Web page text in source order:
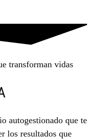
transforman vidas
autogestionado que te
los resultados que